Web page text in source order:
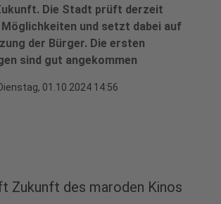
Die Stadt prüft derzeit
und setzt dabei auf
der Bürger. Die ersten
sind gut angekommen
01.10.2024 14:56
Zukunft des maroden Kinos